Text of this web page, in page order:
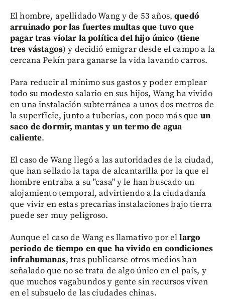
El hombre, apellidado Wang y de 53 años,quedó
arruinado por las fuertes multas que tuvo que
pagar tras violar la política del hijo único (tiene
tres vástagos) y decidió emigrar desde el campo a la
cercana Pekín para ganarse la vida lavando carros.
Para reducir al mínimo sus gastos y poder emplear
todo su modesto salario en sus hijos, Wang ha vivido
en una instalación subterránea a unos dos metros de
la superficie, junto a tuberías, con poco más que un
saco de dormir, mantas y un termo de agua
caliente.
El caso de Wang llegó a las autoridades de la ciudad,
que han sellado la tapa de alcantarilla por la que el
hombre entraba a su "casa" y le han buscado un
alojamiento temporal, advirtiendo a la ciudadanía
que vivir en estas precarias instalaciones bajo tierra
puede ser muy peligroso.
Aunque el caso de Wang es llamativo por ellargo
periodo de tiempo en que ha vivido en condiciones
infrahumanas, tras publicarse otros medios han
señalado que no se trata de algo único en el país, y
que muchos vagabundos y gente sin recursos viven
en el subsuelo de las ciudades chinas.